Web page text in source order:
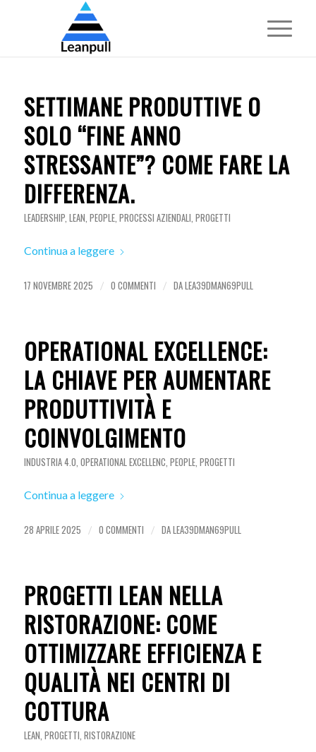
SETTIMANE PRODUTTIVE O
SOLO “FINE ANNO
STRESSANTE”? COME FARE LA
DIFFERENZA.
LEADERSHIP, LEAN, PEOPLE, PROCESSI AZIENDALI, PROGETTI
Continua a leggere
17 NOVEMBRE 2025 / 0 COMMENTI / DALEA39DMAN69PULL
OPERATIONAL EXCELLENCE:
LA CHIAVE PER AUMENTARE
PRODUTTIVITÀ E
COINVOLGIMENTO
INDUSTRIA 4.0, OPERATIONAL EXCELLENC, PEOPLE, PROGETTI
Continua a leggere
28 APRILE 2025 / 0 COMMENTI / DALEA39DMAN69PULL
PROGETTI LEAN NELLA
RISTORAZIONE: COME
OTTIMIZZARE EFFICIENZA E
QUALITÀ NEI CENTRI DI
COTTURA
LEAN, PROGETTI, RISTORAZIONE